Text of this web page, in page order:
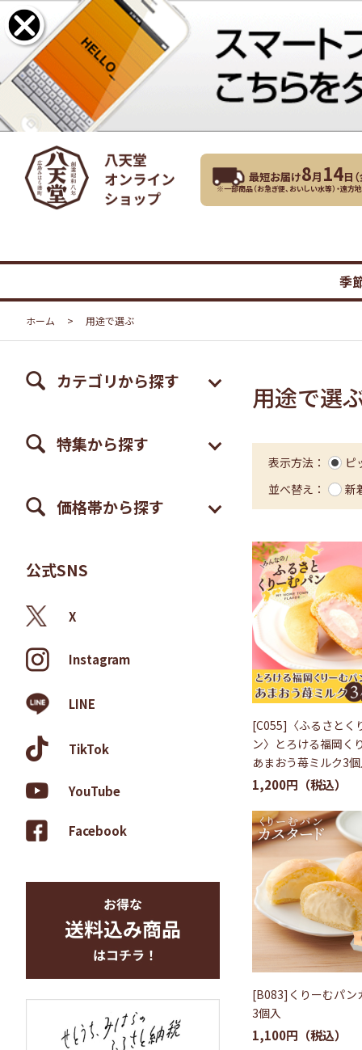
最短お届け8月 14日（
※一部商品（お急ぎ便、おいしい水等）・遠方
季
ホーム > 用途で選ぶ
カテゴリから探す
特集から探す
価格帯から探す
公式SNS
X
Instagram
LINE
TikTok
YouTube
Facebook
用途で選
表示方法：
ピ
並べ替え：
新
[C055]〈ふるさとく
ン〉とろける福岡く
あまおう苺ミルク3
1,200円
[B083]くりーむパン
3個入
1,100円